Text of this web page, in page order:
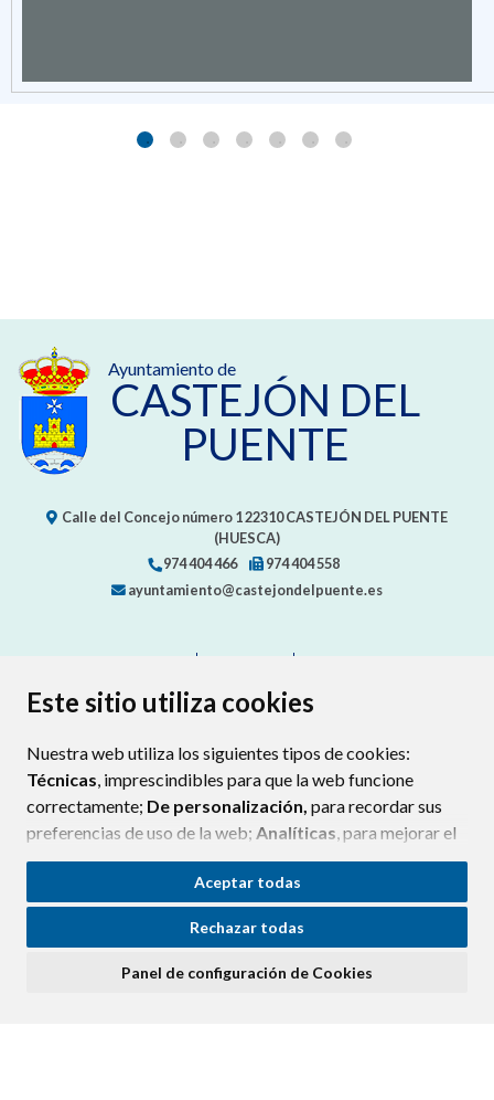
Este sitio utiliza cookies
Nuestra web utiliza los siguientes tipos de cookies:
Técnicas, imprescindibles para que la web funcione
correctamente; De personalización, para recordar sus
preferencias de uso de la web; Analíticas, para mejorar el
funcionamiento de la web y sus servicios.
Si acepta pulsando el botón“Aceptar todas”
consideramos que acepta su uso. Si pulsa el botón
ninguna acción, se guardarán las cookies técnicas
Aceptar todas
Rechazar todas
Panel de configuración de Cookies
Ayuntamiento de
CASTEJÓN DEL
PUENTE
Calle del Concejo número 122310CASTEJÓN DEL PUENTE
(HUESCA)
974 404 466
974 404 558
ayuntamiento@castejondelpuente.es
PROTECCIÓN DE DATOS
POLÍTICA DE COOKIES